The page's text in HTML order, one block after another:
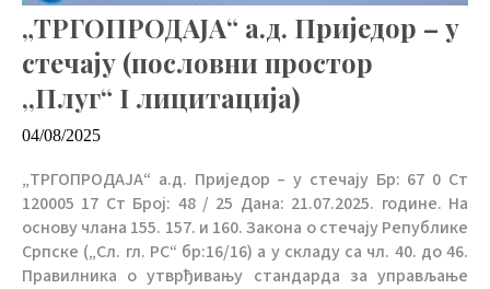
„ТРГОПРОДАЈА“ а.д. Приједор – у
стечају (пословни простор
,,Плуг“ I лицитација)
04/08/2025
„ТРГОПРОДАЈА“ а.д. Приједор – у стечају Бр: 67 0 Ст
120005 17 Ст Број: 48 / 25 Дана: 21.07.2025. године. На
основу члана 155. 157. и 160. Закона о стечају Републике
Српске („Сл. гл. РС“ бр:16/16) а у складу са чл. 40. до 46.
Правилника о утврђивању стандарда за управљање